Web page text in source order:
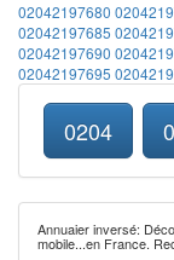
02042197680
02042197685
02042197690
02042197695
0204
Annuaier inversé:
mobile...en France.